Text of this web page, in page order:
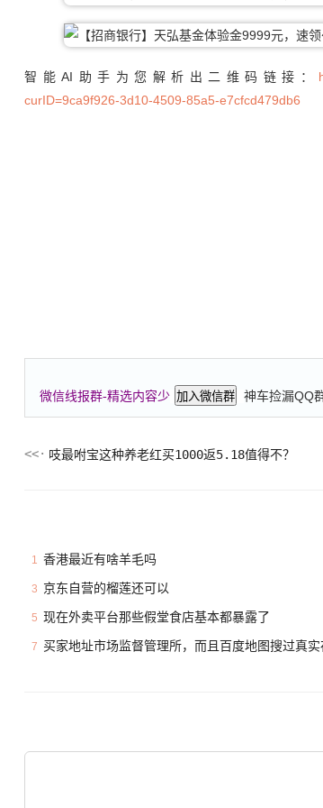
智能AI助手为您解析出二维码链接：
curID=9ca9f926-3d10-4509-85a5-e7cfcd479db6
微信线报群-精选内容少 加入微信群 神车捡漏QQ
吱最咐宝这种养老红买1000返5.18值得不？
1 香港最近有啥羊毛吗
3 京东自营的榴莲还可以
5 现在外卖平台那些假堂食店基本都暴露了
7 买家地址市场监督管理所，而且百度地图搜过真实